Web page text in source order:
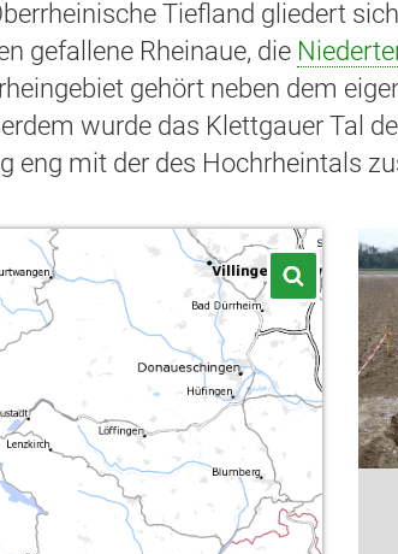
Tiefland gliedert
gefallene Rheinaue, die
gehört neben dem
wurde das Klettgauer Tal
eng mit der des Hochrheintals